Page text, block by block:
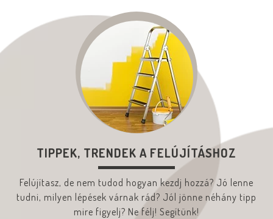
TIPPEK, TRENDEK A FELÚJÍTÁSHOZ
Felújítasz, de nem tudod hogyan kezdj hozzá? Jó lenne
tudni, milyen lépések várnak rád? Jól jönne néhány tipp
mire figyelj? Ne félj! Segítünk!